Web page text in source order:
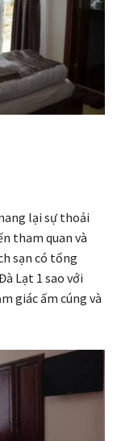
lại sự thoải
tham quan và
sạn có tổng
Lạt 1 sao với
giác ấm cúng và